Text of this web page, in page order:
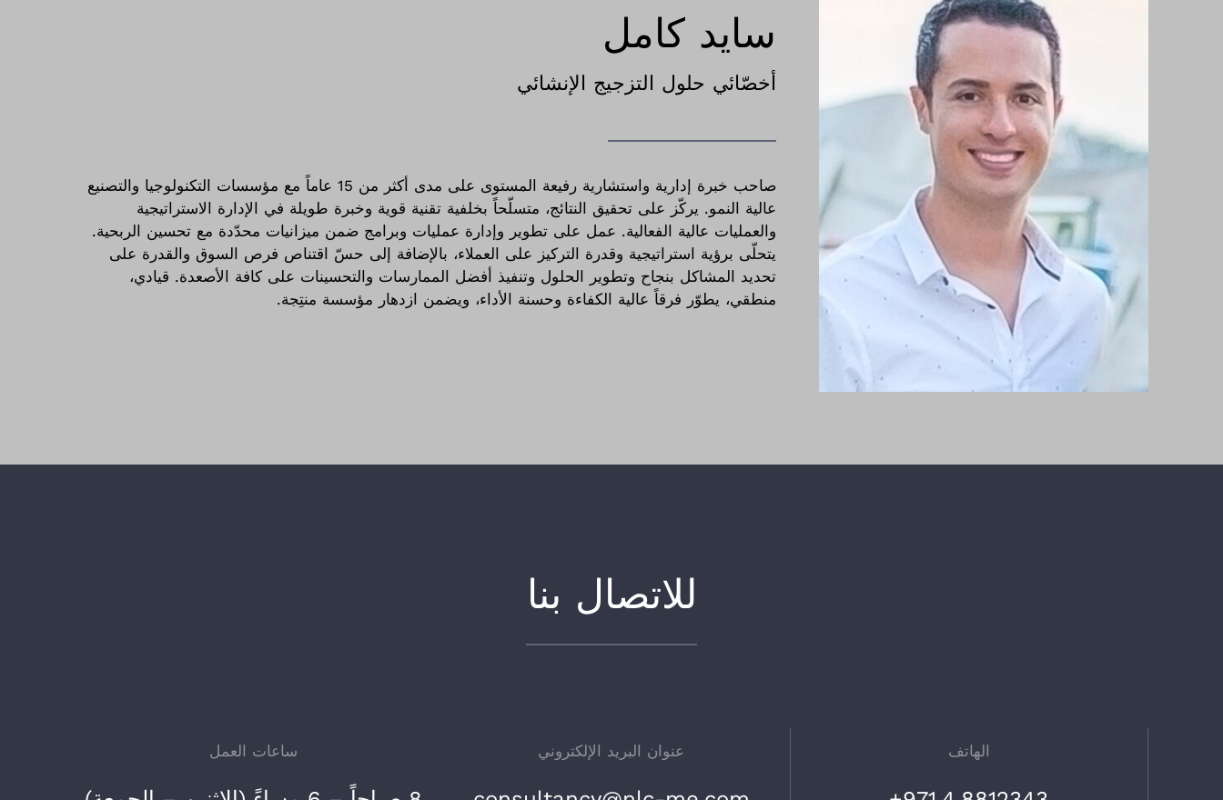
سايد كامل
أخصّائي حلول التزجيج الإنشائي
صاحب خبرة إدارية واستشارية رفيعة المستوى على مدى أكثر من 15 عاماً مع مؤسسات التكنولوجيا والتصنيع
عالية النمو. يركّز على تحقيق النتائج، متسلّحاً بخلفية تقنية قوية وخبرة طويلة في الإدارة الاستراتيجية
والعمليات عالية الفعالية. عمل على تطوير وإدارة عمليات وبرامج ضمن ميزانيات محدّدة مع تحسين الربحية.
يتحلّى برؤية استراتيجية وقدرة التركيز على العملاء، بالإضافة إلى حسّ اقتناص فرص السوق والقدرة على
تحديد المشاكل بنجاح وتطوير الحلول وتنفيذ أفضل الممارسات والتحسينات على كافة الأصعدة. قيادي،
منطقي، يطوّر فرقاً عالية الكفاءة وحسنة الأداء، ويضمن ازدهار مؤسسة منتِجة.
للاتصال بنا
الهاتف عنوان البريد الإلكتروني ساعات العمل